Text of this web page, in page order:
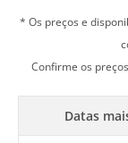
* Os preços e
Confirme os
Datas